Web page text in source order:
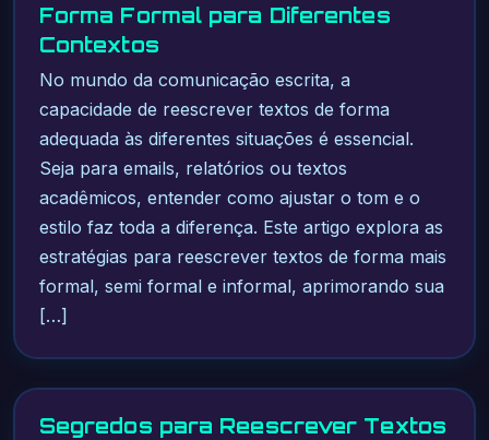
Forma Formal para Diferentes
Contextos
No mundo da comunicação escrita, a
capacidade de reescrever textos de forma
adequada às diferentes situações é essencial.
Seja para emails, relatórios ou textos
acadêmicos, entender como ajustar o tom e o
estilo faz toda a diferença. Este artigo explora as
estratégias para reescrever textos de forma mais
formal, semi formal e informal, aprimorando sua
[…]
Segredos para Reescrever Textos